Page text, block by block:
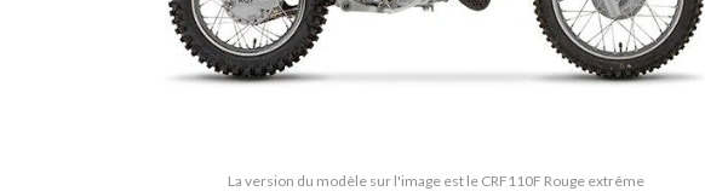
La version du modèle sur l'image est le CRF110F Rouge extrême